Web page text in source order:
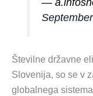
—
Številne državne
Slovenija, so se v
globalnega